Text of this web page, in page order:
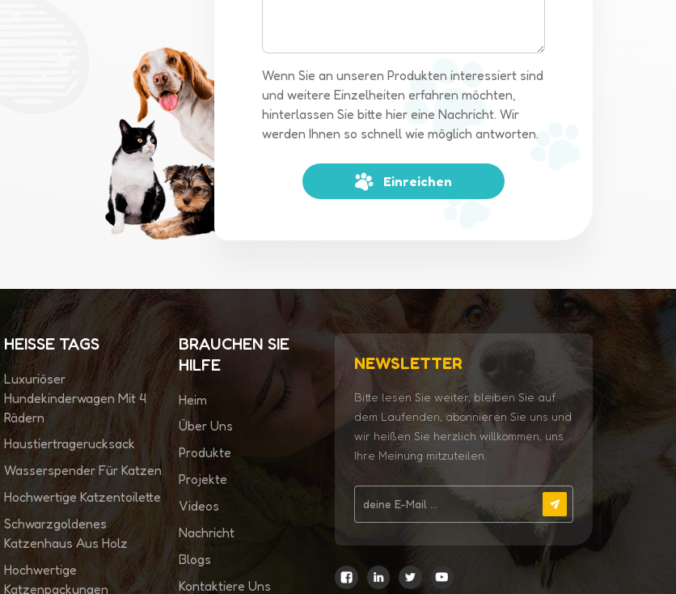
Wenn Sie an unseren Produkten interessiert sind
und weitere Einzelheiten erfahren möchten,
hinterlassen Sie bitte hier eine Nachricht. Wir
werden Ihnen so schnell wie möglich antworten.
Einreichen
HEISSE TAGS
Luxuriöser
Hundekinderwagen Mit 4
Rädern
Haustiertragerucksack
Wasserspender Für Katzen
Hochwertige Katzentoilette
Schwarzgoldenes
Katzenhaus Aus Holz
Hochwertige
Katzenpackungen
BRAUCHEN SIE
HILFE
Heim
Über Uns
Produkte
Projekte
Videos
Nachricht
Blogs
Kontaktiere Uns
NEWSLETTER
Bitte lesen Sie weiter, bleiben Sie auf
dem Laufenden, abonnieren Sie uns und
wir heißen Sie herzlich willkommen, uns
Ihre Meinung mitzuteilen.